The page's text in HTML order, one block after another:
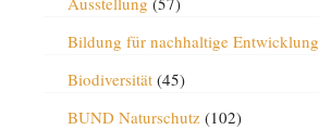
Bildung für nachhaltige Entwicklung
Biodiversität(45)
BUND Naturschutz(102)